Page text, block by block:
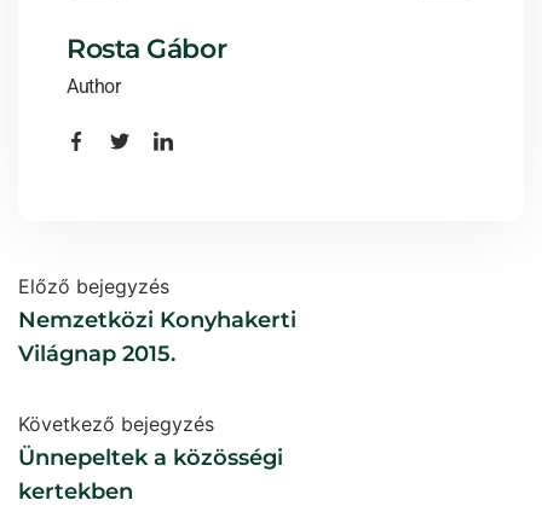
Rosta Gábor
Author
Előző bejegyzés
Nemzetközi Konyhakerti
Világnap 2015.
Következő bejegyzés
Ünnepeltek a közösségi
kertekben